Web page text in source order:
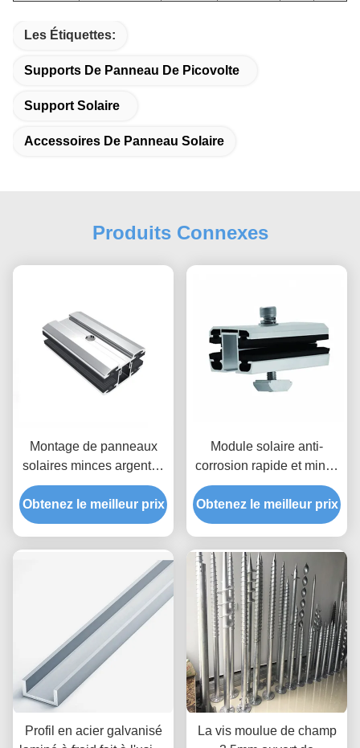
Les Étiquettes:
Supports De Panneau De Picovolte
Support Solaire
Accessoires De Panneau Solaire
Produits Connexes
Montage de panneaux
solaires minces argentés
ou personnalisés
Obtenez le meilleur prix
Module solaire anti-
corrosion rapide et mince
AL 6005
Obtenez le meilleur prix
Profil en acier galvanisé
La vis moulue de champ